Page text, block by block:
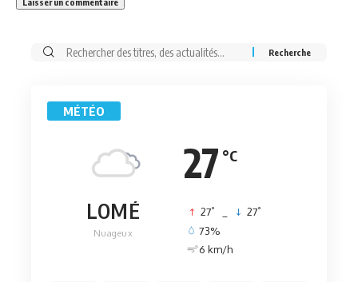
Rechercher:
MÉTÉO
27 °C
LOMÉ
Nuageux
27° 27°
73%
6 km/h